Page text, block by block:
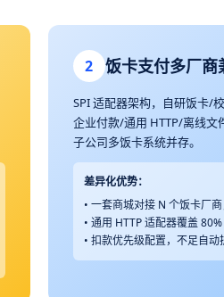
2 饭卡支付多厂商
SPI 适配器架构，自研饭卡/
企业付款/通用 HTTP/离线文
子公司多饭卡系统并存。
差异化优势：
• 一套商城对接 N 个饭卡厂
• 通用 HTTP 适配器覆盖
• 扣款优先级配置，不足自